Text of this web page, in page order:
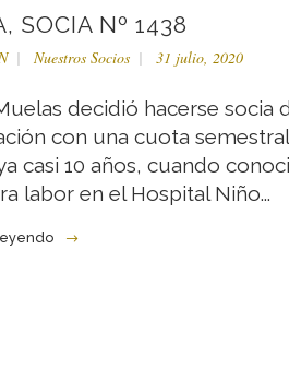
SOCIA Nº 1438
Nuestros Socios 31 julio, 2020
decidió hacerse socia
con una cuota semestral
casi 10 años, cuando
labor en el Hospital Niño...